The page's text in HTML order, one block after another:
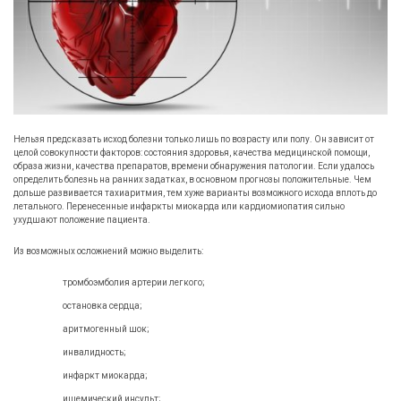
Нельзя предсказать исход болезни только лишь по возрасту или полу. Он зависит от
целой совокупности факторов: состояния здоровья, качества медицинской помощи,
образа жизни, качества препаратов, времени обнаружения патологии. Если удалось
определить болезнь на ранних задатках, в основном прогнозы положительные. Чем
дольше развивается тахиаритмия, тем хуже варианты возможного исхода вплоть до
летального. Перенесенные инфаркты миокарда или кардиoмиoпатия сильно
ухудшают положение пациента.
Из возможных осложнений можно выделить:
тромбоэмболия артерии легкого;
остановка сердца;
аритмогенный шок;
инвалидность;
инфаркт миокарда;
ишемический инсульт;